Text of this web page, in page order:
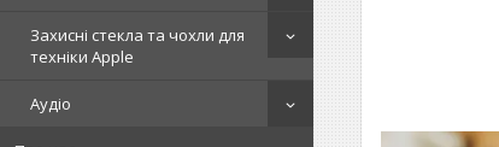
Захисні стекла та чохли для
техніки Apple
Аудіо